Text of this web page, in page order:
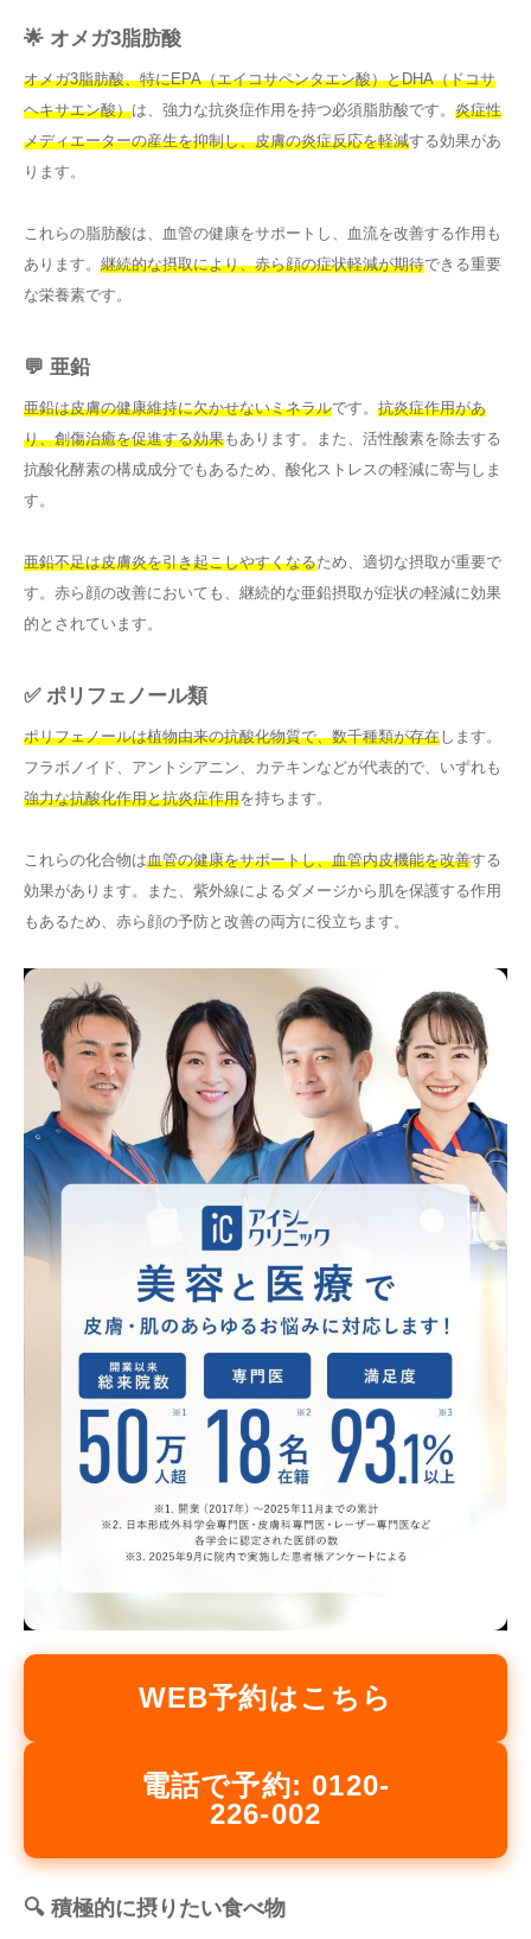
🌟 オメガ3脂肪酸
オメガ3脂肪酸、特にEPA（エイコサペンタエン酸）とDHA（ドコサ
ヘキサエン酸）は、強力な抗炎症作用を持つ必須脂肪酸です。 炎症性
メディエーターの産生を抑制し、皮膚の炎症反応を軽減する効果があ
ります。
これらの脂肪酸は、血管の健康をサポートし、血流を改善する作用も
あります。 継続的な摂取により、赤ら顔の症状軽減が期待できる重要
な栄養素です。
💬 亜鉛
亜鉛は皮膚の健康維持に欠かせないミネラルです。 抗炎症作用があ
り、創傷治癒を促進する効果もあります。また、活性酸素を除去する
抗酸化酵素の構成成分でもあるため、酸化ストレスの軽減に寄与しま
す。
亜鉛不足は皮膚炎を引き起こしやすくなるため、適切な摂取が重要で
す。赤ら顔の改善においても、継続的な亜鉛摂取が症状の軽減に効果
的とされています。
✅ ポリフェノール類
ポリフェノールは植物由来の抗酸化物質で、数千種類が存在 します。
フラボノイド、アントシアニン、カテキンなどが代表的で、いずれも
強力な抗酸化作用と抗炎症作用を持ちます。
これらの化合物は血管の健康をサポートし、血管内皮機能を改善する
効果があります。また、紫外線によるダメージから肌を保護する作用
もあるため、赤ら顔の予防と改善の両方に役立ちます。
WEB予約はこちら
電話で予約: 0120-
226-002
🔍 積極的に摂りたい食べ物